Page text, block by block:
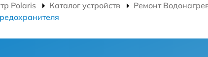
Polaris Каталог устройств Ремонт